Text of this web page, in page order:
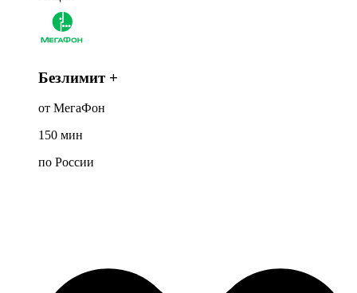
Безлимит +
от МегаФон
150 мин
по России